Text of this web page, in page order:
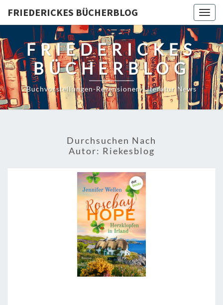
content
FRIEDERICKES BÜCHERBLOG
FRIEDERICKES
BÜCHERBLOG
Buchvorstellungen-Rezensionen-Literatur News
Durchsuchen Nach
Autor: Riekesblog